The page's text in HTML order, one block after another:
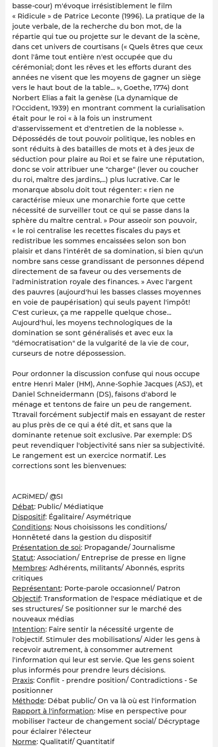
basse-cour) m'évoque irrésistiblement le film
« Ridicule » de Patrice Leconte (1996). La pratique de la
joute verbale, de la recherche du bon mot, de la
répartie qui tue ou projette sur le devant de la scène,
dans cet univers de courtisans (« Quels êtres que ceux
dont l'âme tout entière n'est occupée que du
cérémonial; dont les rêves et les efforts durant des
années ne visent que les moyens de gagner un siège
vers le haut bout de la table... », Goethe, 1774) dont
Norbert Elias a fait la genèse (La dynamique de
l'Occident, 1939) en montrant comment la curialisation
était pour le roi « à la fois un instrument
d'asservissement et d'entretien de la noblesse ».
Dépossédés de tout pouvoir politique, les nobles en
sont réduits à des batailles de mots et à des jeux de
séduction pour plaire au Roi et se faire une réputation,
donc se voir attribuer une "charge" (lever ou coucher
du roi, maître des jardins,...) plus lucrative. Car le
monarque absolu doit tout régenter: « rien ne
caractérise mieux une monarchie forte que cette
nécessité de surveiller tout ce qui se passe dans la
sphère du maître central. » Pour asseoir son pouvoir,
« le roi centralise les recettes fiscales du pays et
redistribue les sommes encaissées selon son bon
plaisir et dans l'intérêt de sa domination, si bien qu'un
nombre sans cesse grandissant de personnes dépend
directement de sa faveur ou des versements de
l'administration royale des finances. » Avec l'argent
des pauvres (aujourd'hui les basses classes moyennes
en voie de paupérisation) qui seuls payent l'impôt!
C'est curieux, ça me rappelle quelque chose...
Aujourd'hui, les moyens technologiques de la
domination se sont généralisés et avec eux la
"démocratisation" de la vulgarité de la vie de cour,
curseurs de notre dépossession.
Pour ordonner la discussion confuse qui nous occupe
entre Henri Maler (HM), Anne-Sophie Jacques (ASJ), et
Daniel Schneidermann (DS), faisons d'abord le
ménage et tentons de faire un peu de rangement.
Ttravail forcément subjectif mais en essayant de rester
au plus près de ce qui a été dit, et sans que la
dominante retenue soit exclusive. Par exemple: DS
peut revendiquer l'objectivité sans nier sa subjectivité.
Le rangement est un exercice normatif. Les
corrections sont les bienvenues:
ACRiMED/ @SI
Débat: Public/ Médiatique
Dispositif: Égalitaire/ Asymétrique
Conditions: Nous choisissons les conditions/
Honnêteté dans la gestion du dispositif
Présentation de soi: Propagande/ Journalisme
Statut: Association/ Entreprise de presse en ligne
Membres: Adhérents, militants/ Abonnés, esprits
critiques
Représentant: Porte-parole occasionnel/ Patron
Objectif: Transformation de l'espace médiatique et de
ses structures/ Se positionner sur le marché des
nouveaux médias
Intention: Faire sentir la nécessité urgente de
l'objectif. Stimuler des mobilisations/ Aider les gens à
recevoir autrement, à consommer autrement
l'information qui leur est servie. Que les gens soient
plus informés pour prendre leurs décisions.
Praxis: Conflit - prendre position/ Contradictions - Se
positionner
Méthode: Débat public/ On va là où est l'information
Rapport à l'information: Mise en perspective pour
mobiliser l'acteur de changement social/ Décryptage
pour éclairer l'électeur
Norme: Qualitatif/ Quantitatif